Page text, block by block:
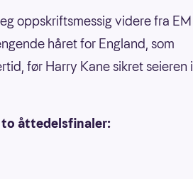
oppskriftsmessig videre fra EM
håret for England, som
før Harry Kane sikret seieren i
åttedelsfinaler: